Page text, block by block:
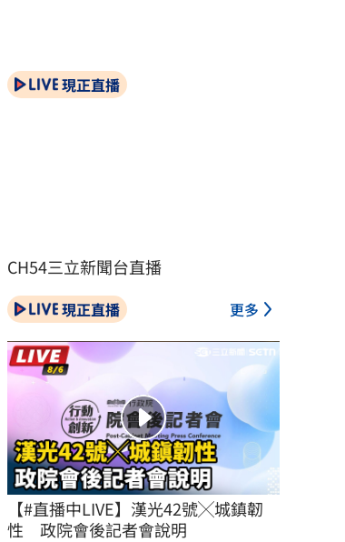
現正直播
CH54三立新聞台直播
現正直播 更多
【#直播中LIVE】漢光42號╳城鎮韌
性　政院會後記者會說明